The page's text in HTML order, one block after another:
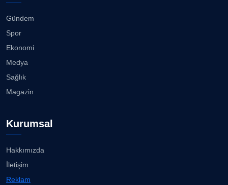
Gündem
Spor
Ekonomi
Medya
Sağlık
Magazin
Kurumsal
Hakkımızda
İletişim
Reklam